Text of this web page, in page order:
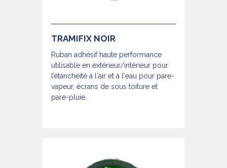
TRAMIFIX NOIR
Ruban adhésif haute performance
utilisable en extérieur/intérieur pour
l’étanchéité à l'air et à l'eau pour pare-
vapeur, écrans de sous toiture et
pare-pluie.